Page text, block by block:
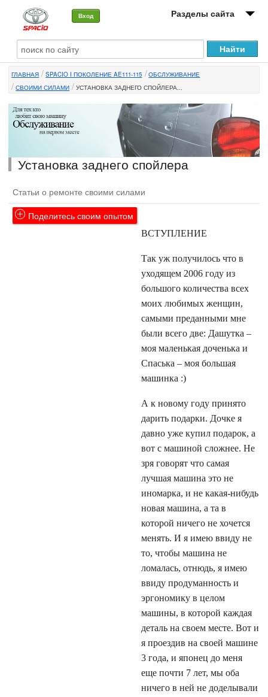
Вход Разделы сайта
О машине
Автоклуб
Форумы
Сервисы и услуги
Новости
ГЛАВНАЯ SPACIO I ПОКОЛЕНИЕ AE111-115
ОБСЛУЖИВАНИЕ
СВОИМИ СИЛАМИ
УСТАНОВКА ЗАДНЕГО СПОЙЛЕРА...
Установка заднего спойлера
Статьи о ремонте своими силами
Поделитесь своим опытом
ВСТУПЛЕНИЕ
Так уж получилось что в
уходящем 2006 году из
большого количества всех
моих любимых женщин,
самыми преданными мне
были всего две: Дашутка –
моя маленькая доченька и
Спаська – моя большая
машинка :)
А к новому году принято
дарить подарки. Дочке я
давно уже купил подарок, а
вот с машиной сложнее. Не
зря говорят что самая
лучшая машина это не
иномарка, и не какая-нибудь
новая машина, а та в
которой ничего не хочется
менять. И я имею ввиду не
то, чтобы машина не
ломалась, отнюдь, я имею
ввиду продуманность и
эргономику в целом
машины, в которой каждая
деталь на своем месте. Вот и
я проездив на своей машине
3 года, и японец до меня
еще почти 7 лет, мы оба
ничего в ней не доделывали